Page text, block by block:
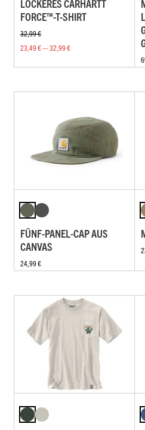
LOCKERES CARHARTT
FORCE™-T-SHIRT
32,99 €
23,49 € — 32,99 €
FÜNF-PANEL-CAP AUS
CANVAS
24,99 €